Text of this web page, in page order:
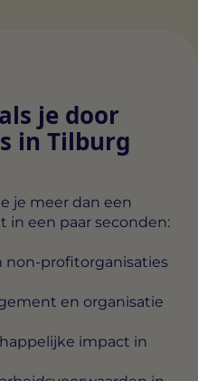
je door
in Tilburg
je meer dan een
in een paar seconden:
non-profitorganisaties
en organisatie
impact in